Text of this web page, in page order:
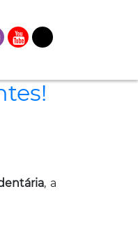
, a